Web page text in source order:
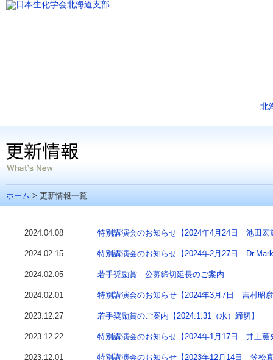
北
ホーム > 更新情報一覧
2024.04.08 特別講演会のお知らせ【2024年4月24日 池田宏
2024.02.15 特別講演会のお知らせ【2024年2月27日
2024.02.05 若手奨励賞 公募締切延長のご案内
2024.02.01 特別講演会のお知らせ【2024年3月7日 吉村昭
2023.12.27 若手奨励賞のご案内【2024.1.31（水）締切】
2023.12.22 特別講演会のお知らせ【2024年1月17日 井上薫
2023.12.01 特別講演会のお知らせ【2023年12月14日 笠松